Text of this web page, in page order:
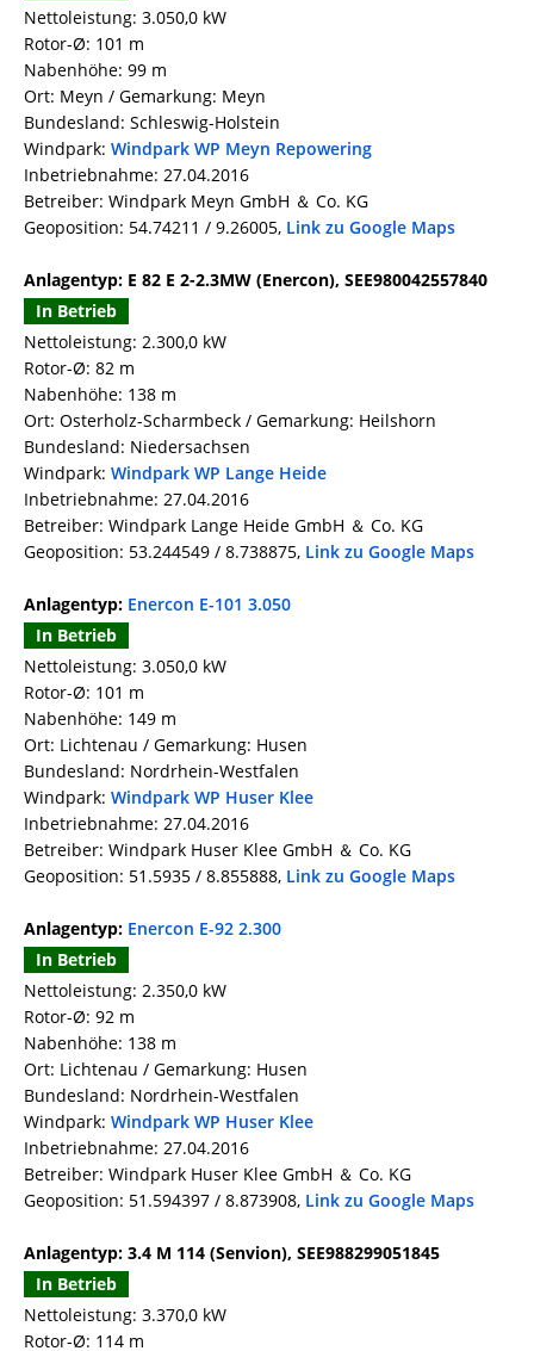
Nettoleistung: 3.050,0 kW
Rotor-Ø: 101 m
Nabenhöhe: 99 m
Ort: Meyn / Gemarkung: Meyn
Bundesland: Schleswig-Holstein
Windpark: Windpark WP Meyn Repowering
Inbetriebnahme: 27.04.2016
Betreiber: Windpark Meyn GmbH ＆ Co. KG
Geoposition: 54.74211 / 9.26005, Link zu Google Maps
Anlagentyp: E 82 E 2-2.3MW (Enercon), SEE980042557840
In Betrieb
Nettoleistung: 2.300,0 kW
Rotor-Ø: 82 m
Nabenhöhe: 138 m
Ort: Osterholz-Scharmbeck / Gemarkung: Heilshorn
Bundesland: Niedersachsen
Windpark: Windpark WP Lange Heide
Inbetriebnahme: 27.04.2016
Betreiber: Windpark Lange Heide GmbH ＆ Co. KG
Geoposition: 53.244549 / 8.738875, Link zu Google Maps
Anlagentyp: Enercon E-101 3.050
In Betrieb
Nettoleistung: 3.050,0 kW
Rotor-Ø: 101 m
Nabenhöhe: 149 m
Ort: Lichtenau / Gemarkung: Husen
Bundesland: Nordrhein-Westfalen
Windpark: Windpark WP Huser Klee
Inbetriebnahme: 27.04.2016
Betreiber: Windpark Huser Klee GmbH ＆ Co. KG
Geoposition: 51.5935 / 8.855888, Link zu Google Maps
Anlagentyp: Enercon E-92 2.300
In Betrieb
Nettoleistung: 2.350,0 kW
Rotor-Ø: 92 m
Nabenhöhe: 138 m
Ort: Lichtenau / Gemarkung: Husen
Bundesland: Nordrhein-Westfalen
Windpark: Windpark WP Huser Klee
Inbetriebnahme: 27.04.2016
Betreiber: Windpark Huser Klee GmbH ＆ Co. KG
Geoposition: 51.594397 / 8.873908, Link zu Google Maps
Anlagentyp: 3.4 M 114 (Senvion), SEE988299051845
In Betrieb
Nettoleistung: 3.370,0 kW
Rotor-Ø: 114 m